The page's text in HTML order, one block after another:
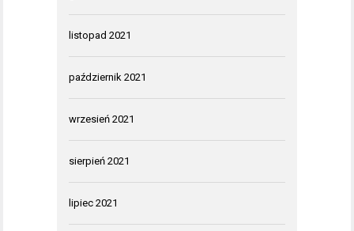
listopad 2021
październik 2021
wrzesień 2021
sierpień 2021
lipiec 2021